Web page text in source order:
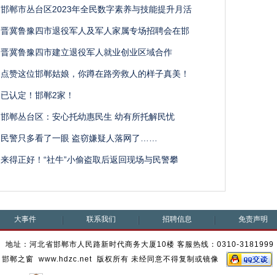
邯郸市丛台区2023年全民数字素养与技能提升月活
晋冀鲁豫四市退役军人及军人家属专场招聘会在邯
晋冀鲁豫四市建立退役军人就业创业区域合作
点赞这位邯郸姑娘，你蹲在路旁救人的样子真美！
已认定！邯郸2家！
邯郸丛台区：安心托幼惠民生 幼有所托解民忧
民警只多看了一眼 盗窃嫌疑人落网了……
来得正好！“社牛”小偷盗取后返回现场与民警攀
大事件 联系我们 招聘信息 免责声明
地址：河北省邯郸市人民路新时代商务大厦10楼 客服热线：0310-3181999
邯郸之窗 www.hdzc.net 版权所有 未经同意不得复制或镜像